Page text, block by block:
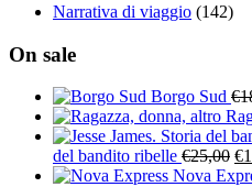
Narrativa di viaggio (142)
On sale
Borgo Sud €
del bandito ribelle €25,00 Il
€
Nova